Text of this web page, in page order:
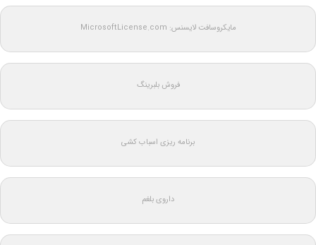
مایکروسافت لایسنس: MicrosoftLicense.com
فروش بلبرینگ
برنامه ریزی اسباب کشی
داروی بلغم